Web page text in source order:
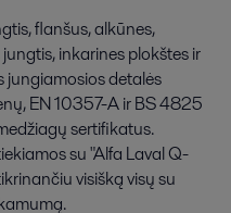
flanšus, alkūnes,
inkarines plokštes ir
jungiamosios detalės
EN 10357-A ir BS 4825
sertifikatus.
su "Alfa Laval Q-
visišką visų su